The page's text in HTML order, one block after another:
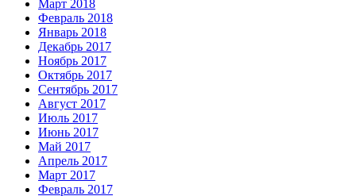
Март 2018
Февраль 2018
Январь 2018
Декабрь 2017
Ноябрь 2017
Октябрь 2017
Сентябрь 2017
Август 2017
Июль 2017
Июнь 2017
Май 2017
Апрель 2017
Март 2017
Февраль 2017